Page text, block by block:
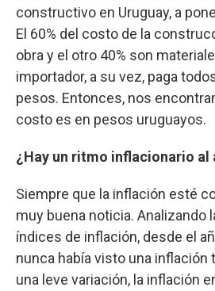
constructivo en Uruguay, a
El 60% del costo de la
obra y el otro 40% son
importador, a su vez, paga
pesos. Entonces, nos
costo es en pesos uruguayos.
¿Hay un ritmo inflacionario al
Siempre que la inflación esté
muy buena noticia. Analizando
índices de inflación, desde el
nunca había visto una inflación
una leve variación, la inflación